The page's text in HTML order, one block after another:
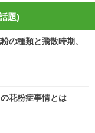
花粉とのダブル影響
ど対策を
了へ 東京の飛散量
題)
の種類と飛散時期、
花粉症事情とは